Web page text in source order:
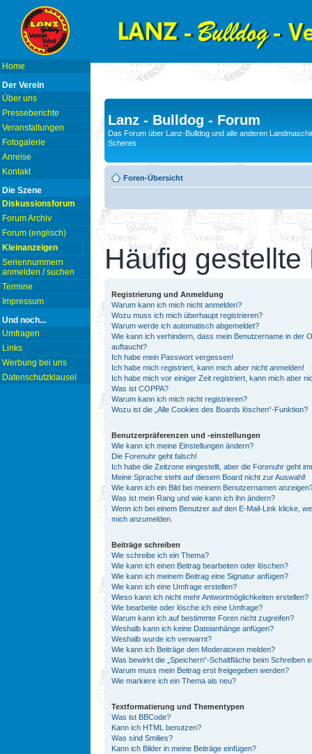
Home
Der Verein
Über uns
Presseberichte
Veranstaltungen
Fotogalerie
Anreise
Kontakt
Die Szene
Diskussionsforum
Forum Archiv
Forum (englisch)
Kleinanzeigen
Seriennummern
anmelden / suchen
Termine
Impressum
Und noch...
Umfragen
Links
Werbung bei uns
Datenschutzklausel
Lanz - Bulldog - Forum
Das Forum über Lanz-Bulldog und alle anderen
Scheres
Foren-Übersicht
Häufig gestellte
Registrierung und Anmeldung
Warum kann ich mich nicht anmelden?
Wozu muss ich mich überhaupt registrieren?
Warum werde ich automatisch abgemeldet?
Wie kann ich verhindern, dass mein Benutzername in der
auftaucht?
Ich habe mein Passwort vergessen!
Ich habe mich registriert, kann mich aber nicht anmelden!
Ich habe mich vor einiger Zeit registriert, kann mich aber
Was ist COPPA?
Warum kann ich mich nicht registrieren?
Wozu ist die „Alle Cookies des Boards löschen“-Funktion?
Benutzerpräferenzen und -einstellungen
Wie kann ich meine Einstellungen ändern?
Die Forenuhr geht falsch!
Ich habe die Zeitzone eingestellt, aber die Forenuhr geht
Meine Sprache steht auf diesem Board nicht zur Auswahl!
Wie kann ich ein Bild bei meinem Benutzernamen
Was ist mein Rang und wie kann ich ihn ändern?
Wenn ich bei einem Benutzer auf den E-Mail-Link klicke,
mich anzumelden.
Beiträge schreiben
Wie schreibe ich ein Thema?
Wie kann ich einen Beitrag bearbeiten oder löschen?
Wie kann ich meinem Beitrag eine Signatur anfügen?
Wie kann ich eine Umfrage erstellen?
Wieso kann ich nicht mehr Antwortmöglichkeiten erstellen?
Wie bearbeite oder lösche ich eine Umfrage?
Warum kann ich auf bestimmte Foren nicht zugreifen?
Weshalb kann ich keine Dateianhänge anfügen?
Weshalb wurde ich verwarnt?
Wie kann ich Beiträge den Moderatoren melden?
Was bewirkt die „Speichern“-Schaltfläche beim Schreiben
Warum muss mein Beitrag erst freigegeben werden?
Wie markiere ich ein Thema als neu?
Textformatierung und Thementypen
Was ist BBCode?
Kann ich HTML benutzen?
Was sind Smilies?
Kann ich Bilder in meine Beiträge einfügen?